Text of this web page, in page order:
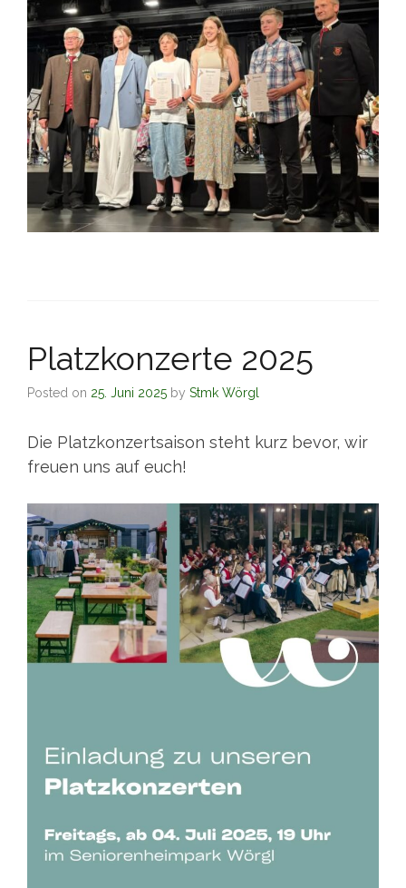
Platzkonzerte 2025
Posted on 25. Juni 2025 by Stmk Wörgl
Die Platzkonzertsaison steht kurz bevor, wir
freuen uns auf euch!